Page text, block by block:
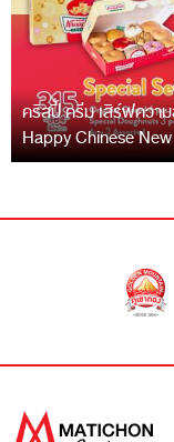
คริสปี้ ครีม เสิร์ฟควา
Happy Chinese